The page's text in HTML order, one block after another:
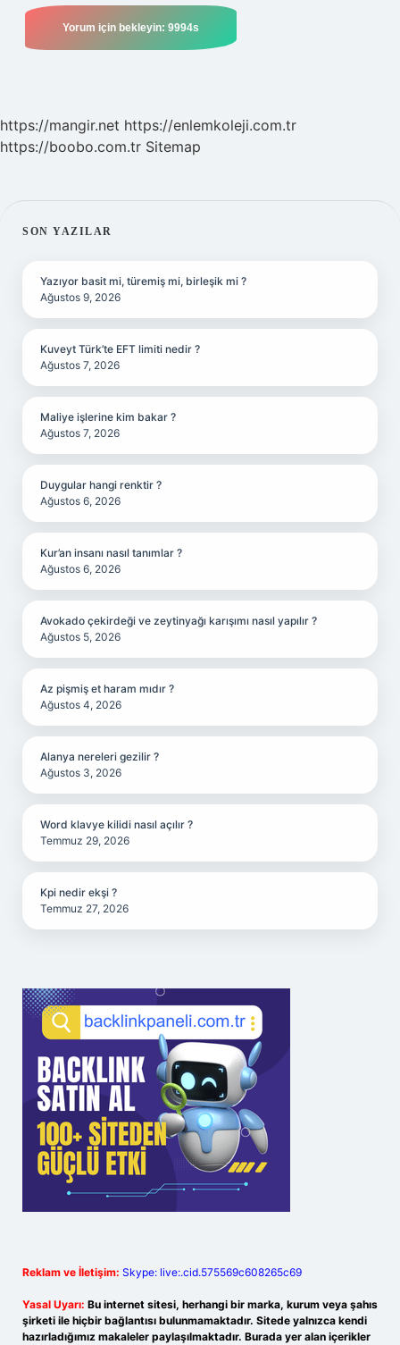
https://mangir.net https://enlemkoleji.com.tr
https://boobo.com.tr Sitemap
SIDEBAR
SON YAZILAR
Yazıyor basit mi, türemiş mi, birleşik mi ?
Ağustos 9, 2026
Kuveyt Türk’te EFT limiti nedir ?
Ağustos 7, 2026
Maliye işlerine kim bakar ?
Ağustos 7, 2026
Duygular hangi renktir ?
Ağustos 6, 2026
Kur’an insanı nasıl tanımlar ?
Ağustos 6, 2026
Avokado çekirdeği ve zeytinyağı karışımı nasıl yapılır ?
Ağustos 5, 2026
Az pişmiş et haram mıdır ?
Ağustos 4, 2026
Alanya nereleri gezilir ?
Ağustos 3, 2026
Word klavye kilidi nasıl açılır ?
Temmuz 29, 2026
Kpi nedir ekşi ?
Temmuz 27, 2026
Reklam ve İletişim: Skype: live:.cid.575569c608265c69
Yasal Uyarı: Bu internet sitesi, herhangi bir marka, kurum veya şahıs
şirketi ile hiçbir bağlantısı bulunmamaktadır. Sitede yalnızca kendi
hazırladığımız makaleler paylaşılmaktadır. Burada yer alan içerikler